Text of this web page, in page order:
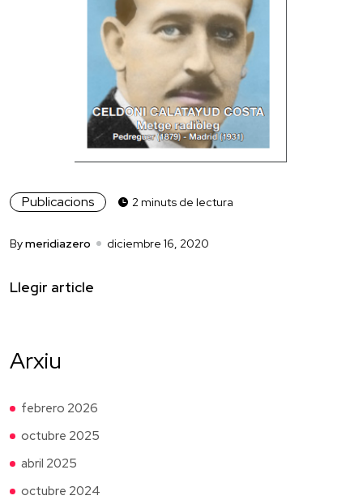
Publicacions 2 minuts de lectura
Bymeridiazero diciembre 16, 2020
Llegir article
Arxiu
febrero 2026
octubre 2025
abril 2025
octubre 2024